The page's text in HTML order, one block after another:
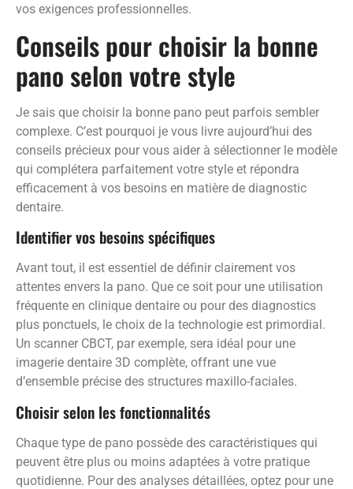
vos exigences professionnelles.
Conseils pour choisir la bonne
pano selon votre style
Je sais que choisir la bonne pano peut parfois sembler
complexe. C’est pourquoi je vous livre aujourd’hui des
conseils précieux pour vous aider à sélectionner le modèle
qui complétera parfaitement votre style et répondra
efficacement à vos besoins en matière de diagnostic
dentaire.
Identifier vos besoins spécifiques
Avant tout, il est essentiel de définir clairement vos
attentes envers la pano. Que ce soit pour une utilisation
fréquente en clinique dentaire ou pour des diagnostics
plus ponctuels, le choix de la technologie est primordial.
Un scanner CBCT, par exemple, sera idéal pour une
imagerie dentaire 3D complète, offrant une vue
d’ensemble précise des structures maxillo-faciales.
Choisir selon les fonctionnalités
Chaque type de pano possède des caractéristiques qui
peuvent être plus ou moins adaptées à votre pratique
quotidienne. Pour des analyses détaillées, optez pour une